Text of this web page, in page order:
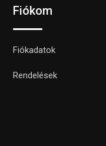
Fiókom
Fiókadatok
Rendelések